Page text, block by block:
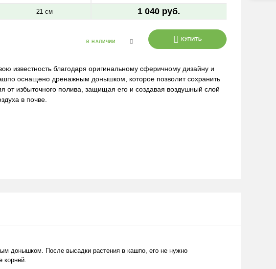
21 см 1 040 руб.
В НАЛИЧИИ КУПИТЬ
известность благодаря оригинальному сферичному дизайну и
оснащено дренажным донышком, которое позволит сохранить
от избыточного полива, защищая его и создавая воздушный слой
в почве.
донышком. После высадки растения в кашпо, его не нужно
корней.